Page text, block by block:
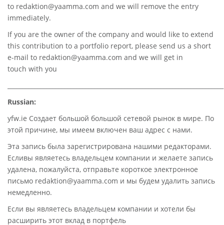
to redaktion@yaamma.com and we will remove the entry
immediately.
If you are the owner of the company and would like to extend
this contribution to a portfolio report, please send us a short
e-mail to redaktion@yaamma.com and we will get in
touch with you
Russian:
yfw.ie Создает большой большой сетевой рынок в мире. По
этой причине, мы имеем включен ваш адрес с нами.
Эта запись была зарегистрирована нашими редакторами.
Есливы являетесь владельцем компании и желаете запись
удалена, пожалуйста, отправьте короткое электронное
письмо redaktion@yaamma.com и мы будем удалить запись
немедленно.
Если вы являетесь владельцем компании и хотели бы
расширить этот вклад в портфель